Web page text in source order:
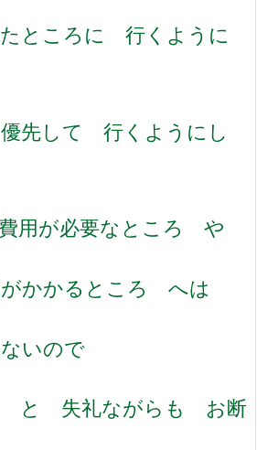
ところに 行くように
先して 行くようにし
用が必要なところ や
かかるところ へは
いので
と 失礼ながらも お断